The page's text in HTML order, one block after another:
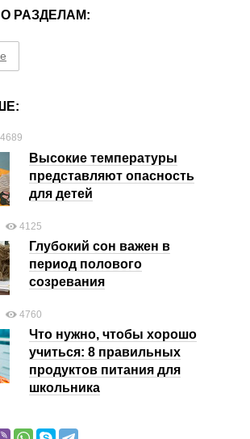
РАЗДЕЛАМ:
4689
Высокие температуры
представляют опасность
для детей
4125
Глубокий сон важен в
период полового
созревания
4760
Что нужно, чтобы хорошо
учиться: 8 правильных
продуктов питания для
школьника